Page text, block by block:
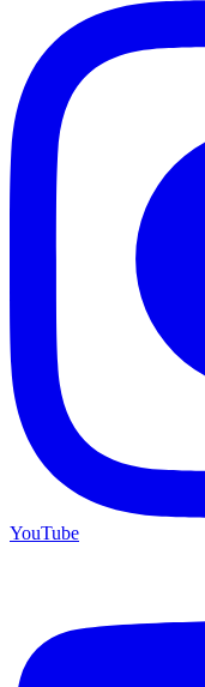
YouTube